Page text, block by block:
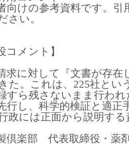
向けの参考資料です。
さい。
コメント】
求に対して『文書が存
た。これは、225社とい
すら残さないまま行わ
行し、科学的検証と適正
政には正面から説明す
倶楽部 代表取締役・